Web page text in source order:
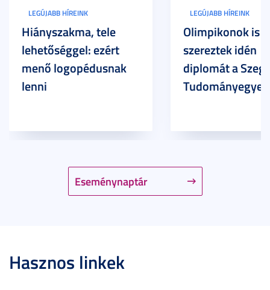
Eseménynaptár
LEGÚJABB HÍREINK
Hiányszakma, tele
lehetőséggel: ezért
menő logopédusnak
lenni
LEGÚJABB HÍREINK
Olimpikonok is
szereztek idén
diplomát a
Hasznos linkek